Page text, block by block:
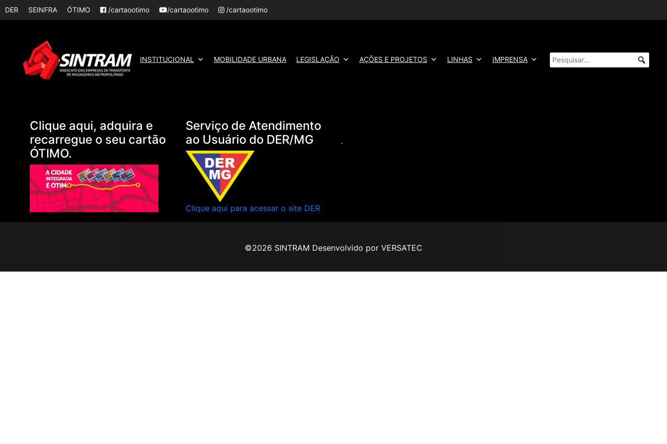
DER SEINFRA ÓTIMO /cartaootimo /cartaootimo /cartaootimo
INSTITUCIONAL MOBILIDADE URBANA LEGISLAÇÃO AÇÕES E PROJETOS LINHAS IMPRENSA
Clique aqui, adquira e
recarregue o seu cartão
ÓTIMO.
Serviço de Atendimento
ao Usuário do DER/MG
Clique aqui para acessar o site DER
.
©2026 SINTRAM Desenvolvido por VERSATEC